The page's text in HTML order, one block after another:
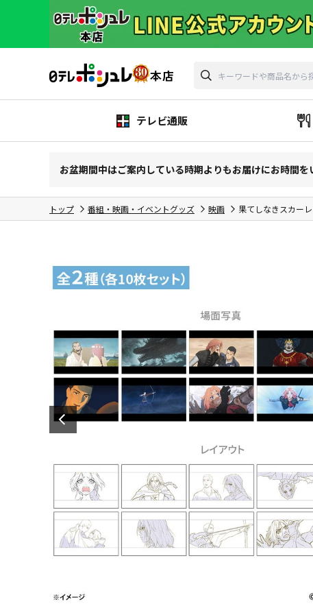
テレビ通販
お盆期間中はご案内している時期よりもお届けにお時間
トップ 番組・映画・イベントグッズ 映画 果てしなきスカー